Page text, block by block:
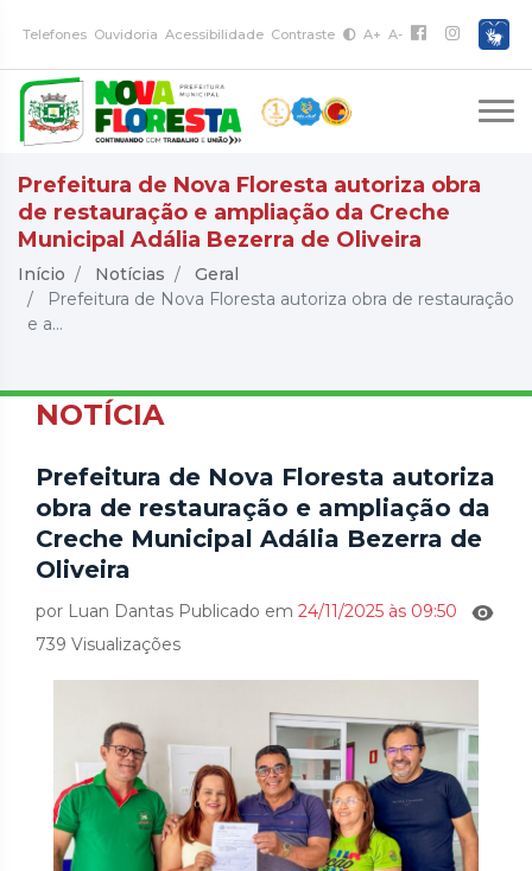
Telefones Ouvidoria Acessibilidade Contraste A+ A-
Prefeitura de Nova Floresta autoriza obra
de restauração e ampliação da Creche
Municipal Adália Bezerra de Oliveira
Início Notícias
Geral
Prefeitura de Nova Floresta autoriza obra de restauração
e a...
NOTÍCIA
Prefeitura de Nova Floresta autoriza
obra de restauração e ampliação da
Creche Municipal Adália Bezerra de
Oliveira
por Luan Dantas Publicado em 24/11/2025 às 09:50
739 Visualizações